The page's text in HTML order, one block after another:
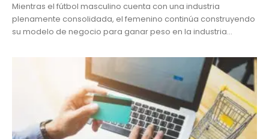
Mientras el fútbol masculino cuenta con una industria
plenamente consolidada, el femenino continúa construyendo
su modelo de negocio para ganar peso en la industria...